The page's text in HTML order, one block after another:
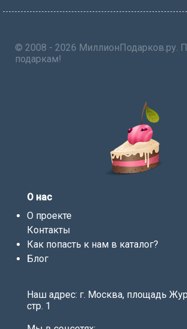
© 2008 - 2026 МиллионПодарков.ру.
подаркам!
О нас
О проекте
Контакты
Как попасть к нам в каталог?
Блог
Наш адрес: г. Москва, площадь
стр. 1